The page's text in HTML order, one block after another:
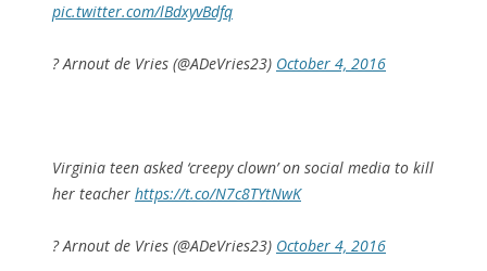
pic.twitter.com/lBdxyvBdfq
? Arnout de Vries (@ADeVries23) October 4, 2016
Virginia teen asked ‘creepy clown’ on social media to kill
her teacher https://t.co/N7c8TYtNwK
? Arnout de Vries (@ADeVries23) October 4, 2016